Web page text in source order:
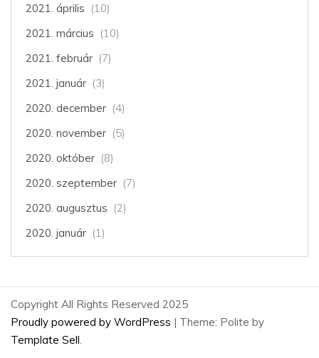
2021. április (10)
2021. március (10)
2021. február (7)
2021. január (3)
2020. december (4)
2020. november (5)
2020. október (8)
2020. szeptember (7)
2020. augusztus (2)
2020. január (1)
Copyright All Rights Reserved 2025
Proudly powered by WordPress | Theme: Polite by
Template Sell